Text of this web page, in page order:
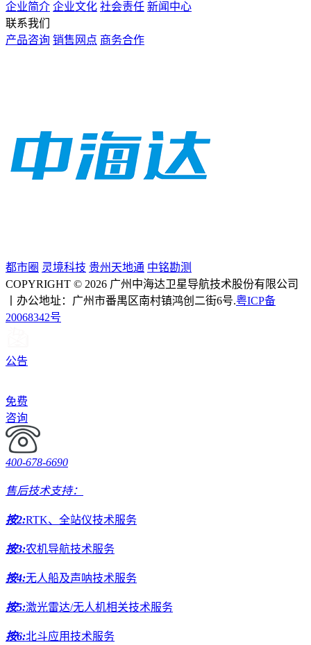
企业简介 企业文化 社会责任 新闻中心
联系我们
产品咨询 销售网点 商务合作
都市圈 灵境科技 贵州天地通 中铭勘测
COPYRIGHT © 2026 广州中海达卫星导航技术股份有限公司
丨办公地址：广州市番禺区南村镇鸿创二街6号.粤ICP备
20068342号
公告
免费
咨询
400-678-6690
售后技术支持：
按2:RTK、全站仪技术服务
按3:农机导航技术服务
按4:无人船及声呐技术服务
按5:激光雷达/无人机相关技术服务
按6:北斗应用技术服务